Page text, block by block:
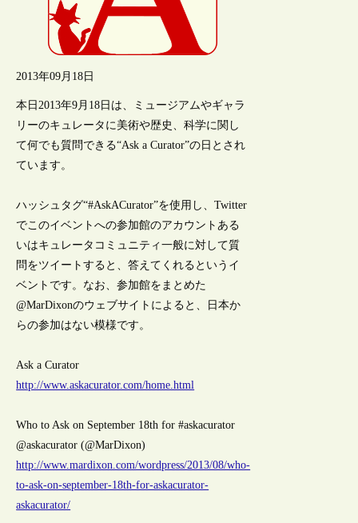
2013年09月18日
本日2013年9月18日は、ミュージアムやギャラ
リーのキュレータに美術や歴史、科学に関し
て何でも質問できる“Ask a Curator”の日とされ
ています。
ハッシュタグ“#AskACurator”を使用し、Twitter
でこのイベントへの参加館のアカウントある
いはキュレータコミュニティ一般に対して質
問をツイートすると、答えてくれるというイ
ベントです。なお、参加館をまとめた
@MarDixonのウェブサイトによると、日本か
らの参加はない模様です。
Ask a Curator
http://www.askacurator.com/home.html
Who to Ask on September 18th for #askacurator
@askacurator (@MarDixon)
http://www.mardixon.com/wordpress/2013/08/who-
to-ask-on-september-18th-for-askacurator-
askacurator/